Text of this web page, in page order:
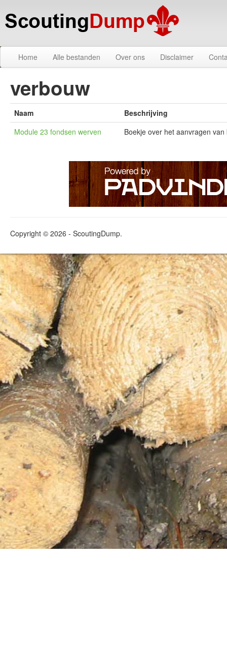
Home Alle bestanden Over ons Disclaimer
verbouw
Naam
Beschrijving
Module 23 fondsen werven
Boekje over het aanvragen
Copyright © 2026 - ScoutingDump.